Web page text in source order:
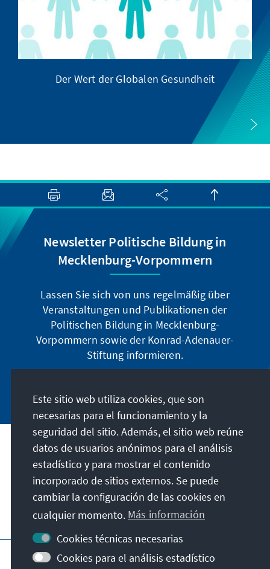
Der Wert der Globalen Gesundheit
Newsletter Politische Bildung in
Mecklenburg-Vorpommern
Lassen Sie sich von uns regelmäßig über
Veranstaltungen und Publikationen der
Politischen Bildung in Mecklenburg-
Vorpommern sowie der Konrad-Adenauer-
Stiftung informieren.
Dirección
Contacto
Visita también
Página principal de la KAS
Pie de imprenta
Este sitio web utiliza cookies, que son
necesarias para el funcionamiento y la
seguridad del sitio. Además, el sitio web reúne
datos de usuarios anónimos para el análisis
estadístico y para mostrar el contenido
incorporado de sitios externos. Se puede
cambiar la configuración de las cookies en
cualquier momento. Más información
Cookies técnicas necesarias
Cookies para el análisis estadístico